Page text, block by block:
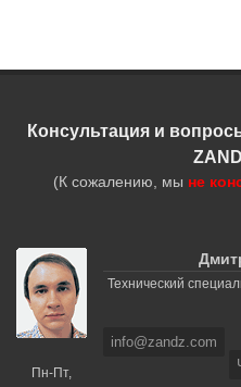
Консультация и
(К сожалению, мы не
Пн-Пт,
Технический
info@zandz.com